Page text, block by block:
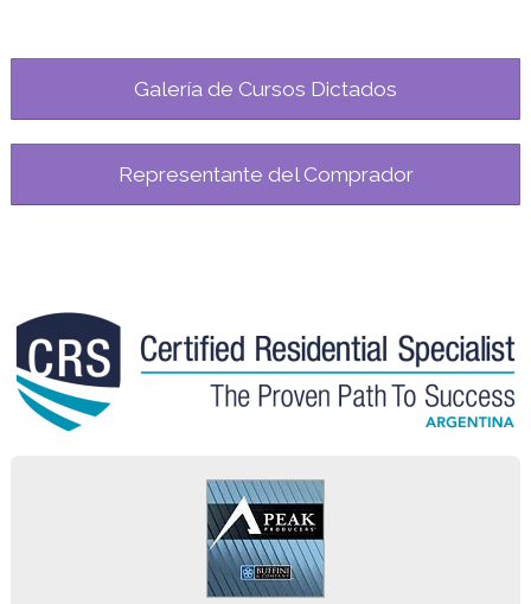
Galería de Cursos Dictados
Representante del Comprador